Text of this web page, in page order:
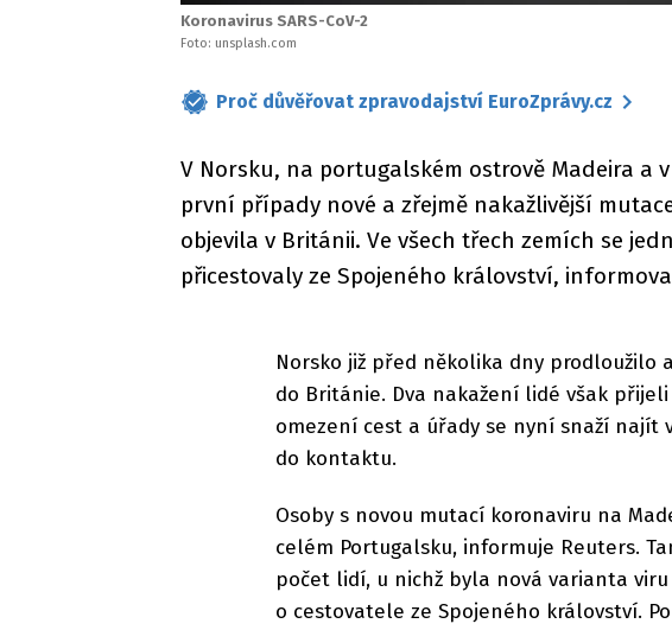
Koronavirus SARS-CoV-2
Foto: unsplash.com
Proč důvěřovat zpravodajství EuroZprávy.cz
V Norsku, na portugalském ostrově Madeira a
první případy nové a zřejmě nakažlivější
objevila v Británii. Ve všech třech zemích se
přicestovaly ze Spojeného království,
Norsko již před několika dny prodloužilo
do Británie. Dva nakažení lidé však
omezení cest a úřady se nyní snaží najít
do kontaktu.
Osoby s novou mutací koronaviru na
celém Portugalsku, informuje Reuters.
počet lidí, u nichž byla nová varianta
o cestovatele ze Spojeného království.